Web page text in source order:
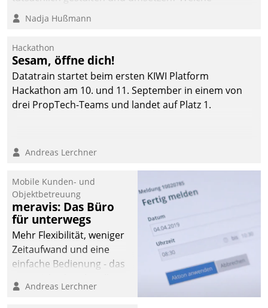
Argumente zählen wirklich?
Nadja Hußmann
Hackathon
Sesam, öffne dich!
Datatrain startet beim ersten KIWI Platform
Hackathon am 10. und 11. September in einem von
drei PropTech-Teams und landet auf Platz 1.
Andreas Lerchner
Mobile Kunden- und
Objektbetreuung
meravis: Das Büro
für unterwegs
Mehr Flexibilität, weniger
Zeitaufwand und eine
einfache Bedienung - das
Cockpit für mobile
Andreas Lerchner